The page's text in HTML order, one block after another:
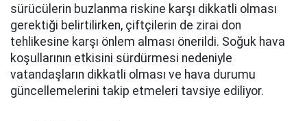
sürücülerin buzlanma riskine karşı dikkatli olması
gerektiği belirtilirken, çiftçilerin de zirai don
tehlikesine karşı önlem alması önerildi. Soğuk hava
koşullarının etkisini sürdürmesi nedeniyle
vatandaşların dikkatli olması ve hava durumu
güncellemelerini takip etmeleri tavsiye ediliyor.